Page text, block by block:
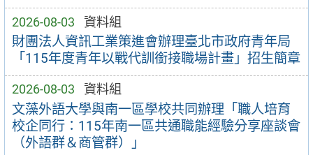
2026-08-03 資料組
財團法人資訊工業策進會辦理臺北市政府青年局
「115年度青年以戰代訓銜接職場計畫」招生簡章
2026-08-03 資料組
文藻外語大學與南一區學校共同辦理「職人培育
校企同行：115年南一區共通職能經驗分享座談會
（外語群＆商管群）」